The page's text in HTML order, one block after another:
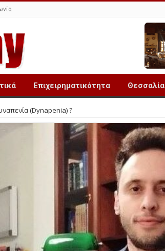
Επιχειρηματικότητα Θεσσαλία
(Dynapenia) ?